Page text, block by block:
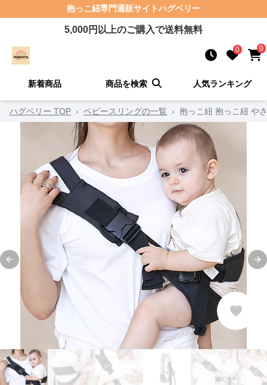
抱っこ紐専門通販サイトハグベリー
5,000円以上のご購入で送料無料
0 0
新着商品 商品を検索 人気ランキング
ハグベリー TOP › ベビースリングの一覧 › 抱っこ紐 抱っこ紐 や
Previous slide